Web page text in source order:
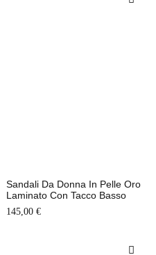
Sandali Da Donna In Pelle Oro
Laminato Con Tacco Basso
145,00 €